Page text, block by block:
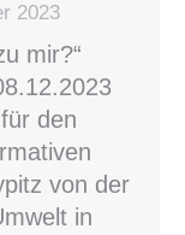
2023
mir?“
den
von der
in